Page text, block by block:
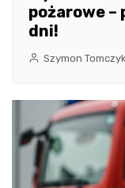
pożarowe
dni!
Szymon